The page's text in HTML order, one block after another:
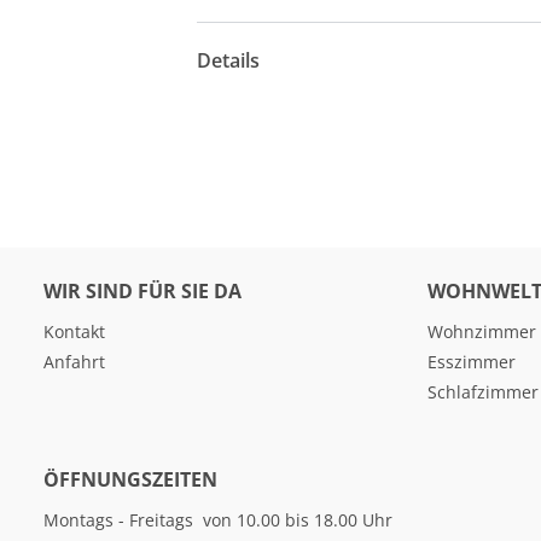
Details
WIR SIND FÜR SIE DA
Kontakt
Anfahrt
Wohnzimmer
Esszimmer
Schlafzimmer
ÖFFNUNGSZEITEN
Montags - Freitags von 10.00 bis 18.00 Uhr